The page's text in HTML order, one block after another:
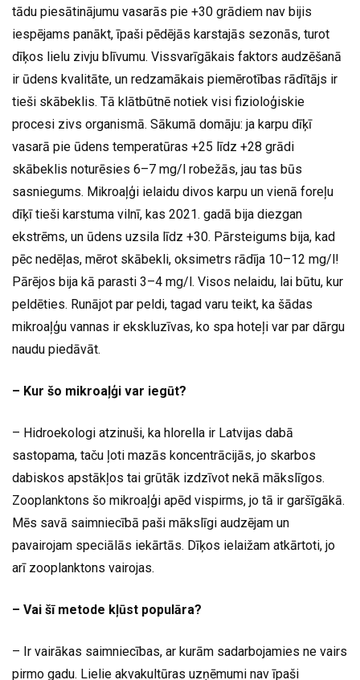
tādu piesātinājumu vasarās pie +30 grādiem nav bijis
iespējams panākt, īpaši pēdējās karstajās sezonās, turot
dīķos lielu zivju blīvumu. Vissvarīgākais faktors audzēšanā
ir ūdens kvalitāte, un redzamākais piemērotības rādītājs ir
tieši skābeklis. Tā klātbūtnē notiek visi fizioloģiskie
procesi zivs organismā. Sākumā domāju: ja karpu dīķī
vasarā pie ūdens temperatūras +25 līdz +28 grādi
skābeklis noturēsies 6–7 mg/l robežās, jau tas būs
sasniegums. Mikroaļģi ielaidu divos karpu un vienā foreļu
dīķī tieši karstuma vilnī, kas 2021. gadā bija diezgan
ekstrēms, un ūdens uzsila līdz +30. Pārsteigums bija, kad
pēc nedēļas, mērot skābekli, oksimetrs rādīja 10–12 mg/l!
Pārējos bija kā parasti 3–4 mg/l. Visos nelaidu, lai būtu, kur
peldēties. Runājot par peldi, tagad varu teikt, ka šādas
mikroaļģu vannas ir ekskluzīvas, ko spa hoteļi var par dārgu
naudu piedāvāt.
– Kur šo mikroaļģi var iegūt?
– Hidroekologi atzinuši, ka hlorella ir Latvijas dabā
sastopama, taču ļoti mazās koncentrācijās, jo skarbos
dabiskos apstākļos tai grūtāk izdzīvot nekā mākslīgos.
Zooplanktons šo mikroaļģi apēd vispirms, jo tā ir garšīgākā.
Mēs savā saimniecībā paši mākslīgi audzējam un
pavairojam speciālās iekārtās. Dīķos ielaižam atkārtoti, jo
arī zooplanktons vairojas.
– Vai šī metode kļūst populāra?
– Ir vairākas saimniecības, ar kurām sadarbojamies ne vairs
pirmo gadu. Lielie akvakultūras uzņēmumi nav īpaši